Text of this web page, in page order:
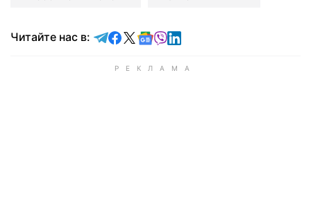
Читайте нас в: Читайте в Telegram
Читайте в Facebook
Читайте в X
Читайте в Google news
Читайте в Viber
Читайте в LinkedIn